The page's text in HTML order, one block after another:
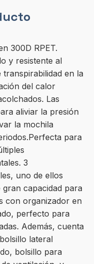
300D RPET.
y resistente al
en la
del calor
Las
aliviar la presión
la mochila
para
3
uno de ellos
capacidad para
con organizador en
perfecto para
Además, cuenta
lateral
bolsillo para